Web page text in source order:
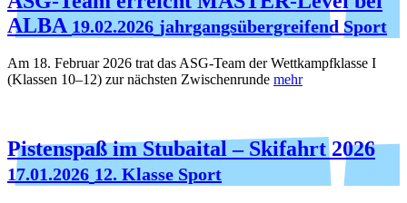
ALBA 19.02.2026 jahrgangsübergreifend Sport
Am 18. Februar 2026 trat das ASG-Team der Wettkampfklasse I
(Klassen 10–12) zur nächsten Zwischenrunde mehr
Pistenspaß im Stubaital – Skifahrt 2026
17.01.2026 12. Klasse Sport